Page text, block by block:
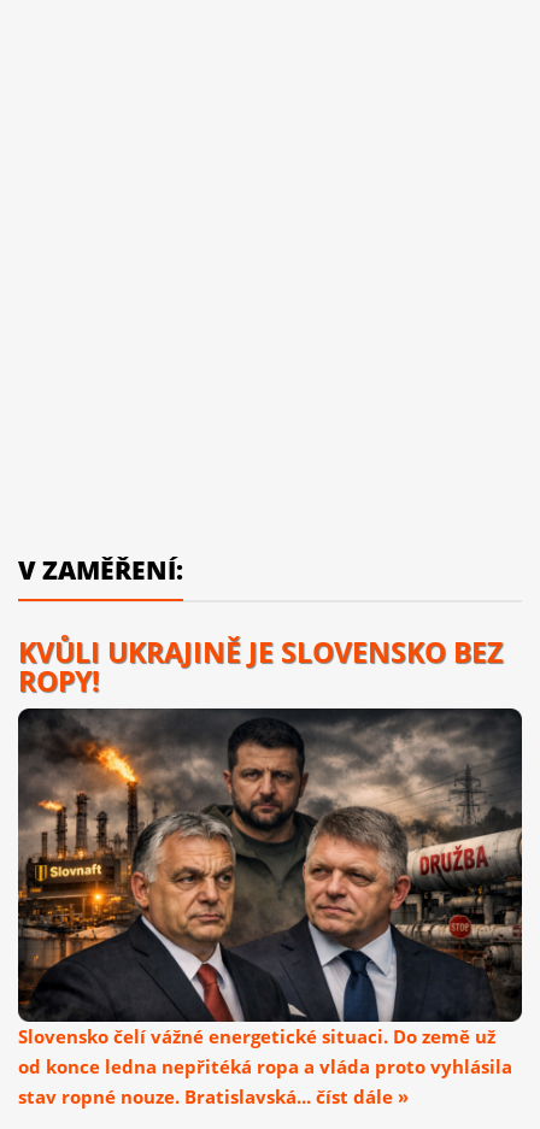
V ZAMĚŘENÍ:
KVŮLI UKRAJINĚ JE SLOVENSKO BEZ
ROPY!
Slovensko čelí vážné energetické situaci. Do země už
od konce ledna nepřitéká ropa a vláda proto vyhlásila
stav ropné nouze. Bratislavská... číst dále »